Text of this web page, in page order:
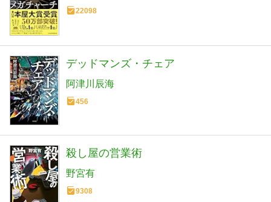
22098
デッドマンズ・チェア
阿津川辰海
456
殺し屋の営業術
野宮有
9308